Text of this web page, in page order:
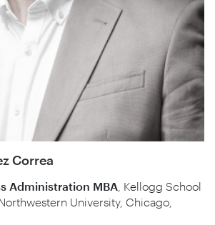
Correa
Administration MBA , Kellogg School
University, Chicago,